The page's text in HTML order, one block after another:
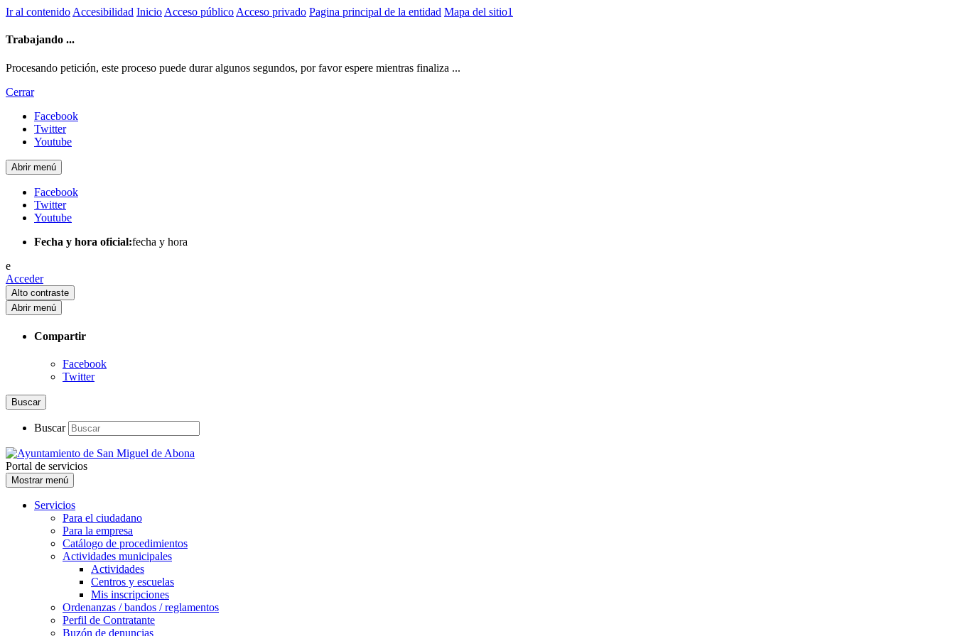
Ir al contenido Accesibilidad Inicio Acceso público Acceso privado Pagina principal de la entidad Mapa del sitio1
Trabajando ...
Procesando petición, este proceso puede durar algunos segundos, por favor espere mientras finaliza ...
Cerrar
Facebook
Twitter
Youtube
Abrir menú
Facebook
Twitter
Youtube
Fecha y hora oficial:fecha y hora
e
Acceder
Alto contraste
Abrir menú
Compartir
Facebook
Twitter
Buscar
Buscar
Portal de servicios
Mostrar menú
Servicios
Para el ciudadano
Para la empresa
Catálogo de procedimientos
Actividades municipales
Actividades
Centros y escuelas
Mis inscripciones
Ordenanzas / bandos / reglamentos
Perfil de Contratante
Buzón de denuncias